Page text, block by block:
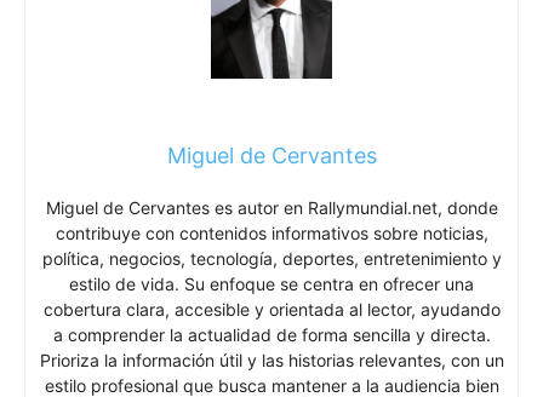
Miguel de Cervantes
Miguel de Cervantes es autor en Rallymundial.net, donde
contribuye con contenidos informativos sobre noticias,
política, negocios, tecnología, deportes, entretenimiento y
estilo de vida. Su enfoque se centra en ofrecer una
cobertura clara, accesible y orientada al lector, ayudando
a comprender la actualidad de forma sencilla y directa.
Prioriza la información útil y las historias relevantes, con un
estilo profesional que busca mantener a la audiencia bien